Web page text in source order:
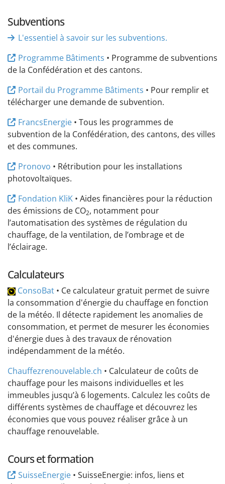
Subventions
L'essentiel à savoir sur les subventions.
Programme Bâtiments • Programme de subventions
de la Confédération et des cantons.
Portail du Programme Bâtiments • Pour remplir et
télécharger une demande de subvention.
FrancsEnergie• Tous les programmes de
subvention de la Confédération, des cantons, des villes
et des communes.
Pronovo • Rétribution pour les installations
photovoltaïques.
Fondation KliK• Aides financières pour la réduction
des émissions de CO2, notamment pour
l’automatisation des systèmes de régulation du
chauffage, de la ventilation, de l’ombrage et de
l’éclairage.
Calculateurs
ConsoBat • Ce calculateur gratuit permet de suivre
la consommation d'énergie du chauffage en fonction
de la météo. Il détecte rapidement les anomalies de
consommation, et permet de mesurer les économies
d'énergie dues à des travaux de rénovation
indépendamment de la météo.
Chauffezrenouvelable.ch • Calculateur de coûts de
chauffage pour les maisons individuelles et les
immeubles jusqu’à 6 logements. Calculez les coûts de
différents systèmes de chauffage et découvrez les
économies que vous pouvez réaliser grâce à un
chauffage renouvelable.
Cours et formation
SuisseEnergie• SuisseEnergie: infos, liens et